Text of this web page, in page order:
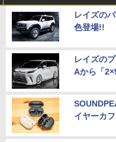
レイズの
色登場!!
レイズの
Aから「
イヤーカ